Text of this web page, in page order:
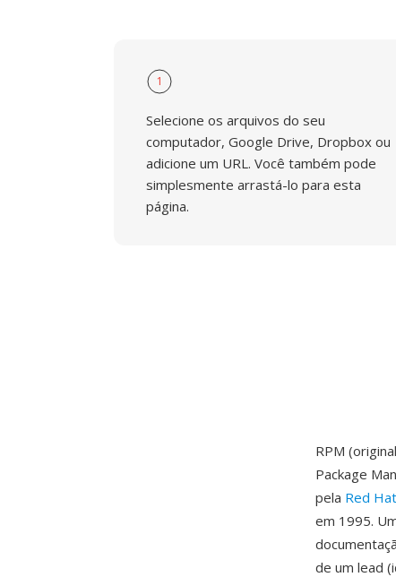
1
Selecione os arquivos do seu
computador, Google Drive, Dropbox ou
adicione um URL. Você também pode
simplesmente arrastá-lo para esta
página.
RPM
Package
pela Red Hat
em 1995.
de um lead